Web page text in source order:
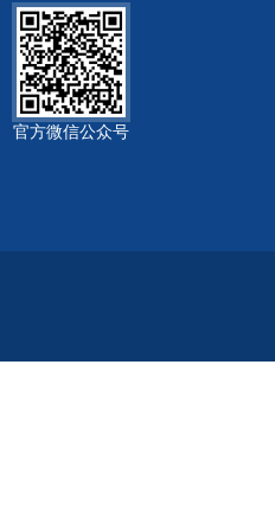
官方微信公众号